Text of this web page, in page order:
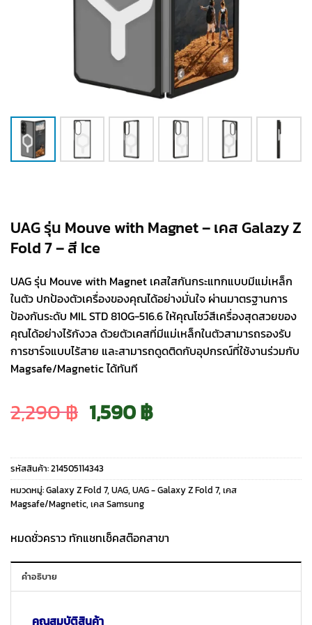
UAG รุ่น Mouve with Magnet – เคส Galazy Z
Fold 7 – สี Ice
UAG รุ่น Mouve with Magnet เคสใสกันกระแทกแบบมีแม่เหล็ก
ในตัว ปกป้องตัวเครื่องของคุณได้อย่างมั่นใจ ผ่านมาตรฐานการ
ป้องกันระดับ MIL STD 810G-516.6 ให้คุณโชว์สีเครื่องสุดสวยของ
คุณได้อย่างไร้กังวล ด้วยตัวเคสที่มีแม่เหล็กในตัวสามารถรองรับ
การชาร์จแบบไร้สาย และสามารถดูดติดกับอุปกรณ์ที่ใช้งานร่วมกับ
Magsafe/Magnetic ได้ทันที
2,290฿ Original
price
was:
2,290 ฿.
1,590฿Current
price
is:
1,590 ฿.
รหัสสินค้า:214505114343
หมวดหมู่:Galaxy Z Fold 7, UAG, UAG - Galaxy Z Fold 7, เคส
Magsafe/Magnetic, เคส Samsung
หมดชั่วคราว ทักแชทเช็คสต๊อกสาขา
คำอธิบาย
คุณสมบัติสินค้า